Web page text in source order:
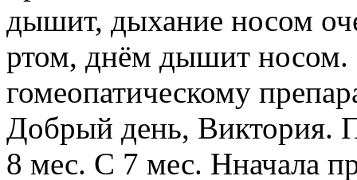
дышит, дыхание носом
ртом, днём дышит носом.
гомеопатическому
Добрый день, Виктория.
8 мес. С 7 мес. Нначала